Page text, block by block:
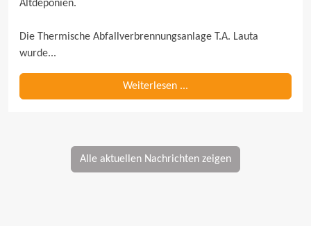
Altdeponien.
Die Thermische Abfallverbrennungsanlage T.A. Lauta
wurde...
Weiterlesen ...
Alle aktuellen Nachrichten zeigen